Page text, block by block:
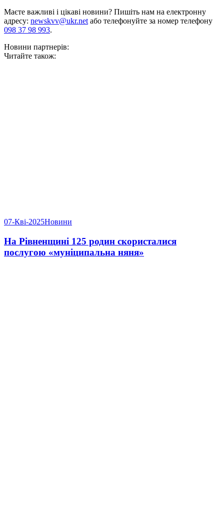
Маєте важливі і цікаві новини? Пишіть нам на електронну
адресу: newskvv@ukr.netабо телефонуйте за номер телефону
098 37 98 993.
Новини партнерів:
Читайте також:
07-Кві-2025Новини
На Рівненщині 125 родин скористалися
послугою «муніципальна няня»